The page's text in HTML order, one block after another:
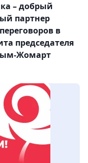
– добрый
партнер
в
председателя
Жомарт